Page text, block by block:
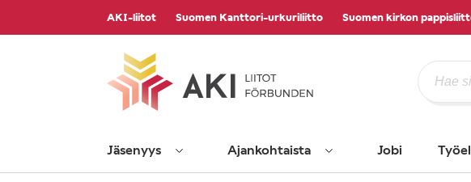
AKI-liitot Suomen Kanttori-urkuriliitto Suomen kirkon
Jäsenyys Ajankohtaista Jobi